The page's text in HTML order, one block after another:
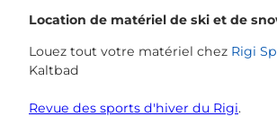
Location de matériel de ski et de
Louez tout votre matériel chez Rigi
Kaltbad
Revue des sports d'hiver du Rigi.